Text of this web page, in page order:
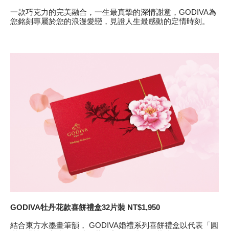
一款巧克力的完美融合，一生最真摯的深情謝意，GODIVA為
您銘刻專屬於您的浪漫愛戀，見證人生最感動的定情時刻。
GODIVA牡丹花款喜餅禮盒32片裝 NT$1,950
結合東方水墨畫筆韻， GODIVA婚禮系列喜餅禮盒以代表「圓